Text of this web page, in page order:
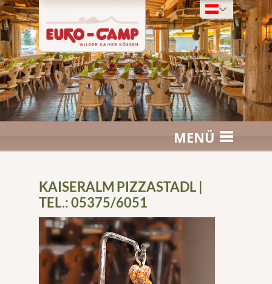
MENÜ
KAISERALM PIZZASTADL |
TEL.: 05375/6051